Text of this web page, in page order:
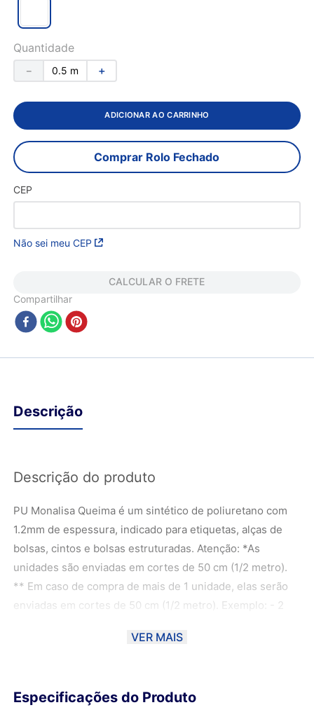
Quantidade
＋
－
ADICIONAR AO CARRINHO
Comprar Rolo Fechado
CEP
Não sei meu CEP
CALCULAR O FRETE
Compartilhar
Descrição
Descrição do produto
PU Monalisa Queima é um sintético de poliuretano com
1.2mm de espessura, indicado para etiquetas, alças de
bolsas, cintos e bolsas estruturadas. Atenção: *As
unidades são enviadas em cortes de 50 cm (1/2 metro).
** Em caso de compra de mais de 1 unidade, elas serão
enviadas em cortes de 50 cm (1/2 metro). Exemplo: - 2
metros; - 4 unidades de 50 cm - 2 metros; ***As fotos
uma variação de 10% dependendo do monitor. ****Ao
VER MAIS
Especificações do Produto